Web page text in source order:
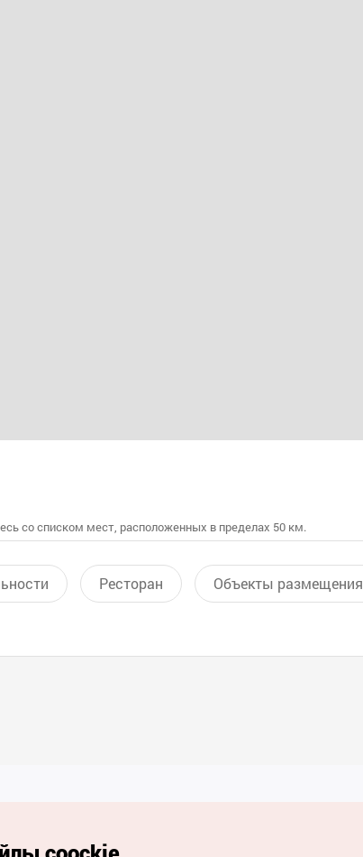
со списком мест, расположенных в пределах 50 км.
Ресторан Объекты размещения